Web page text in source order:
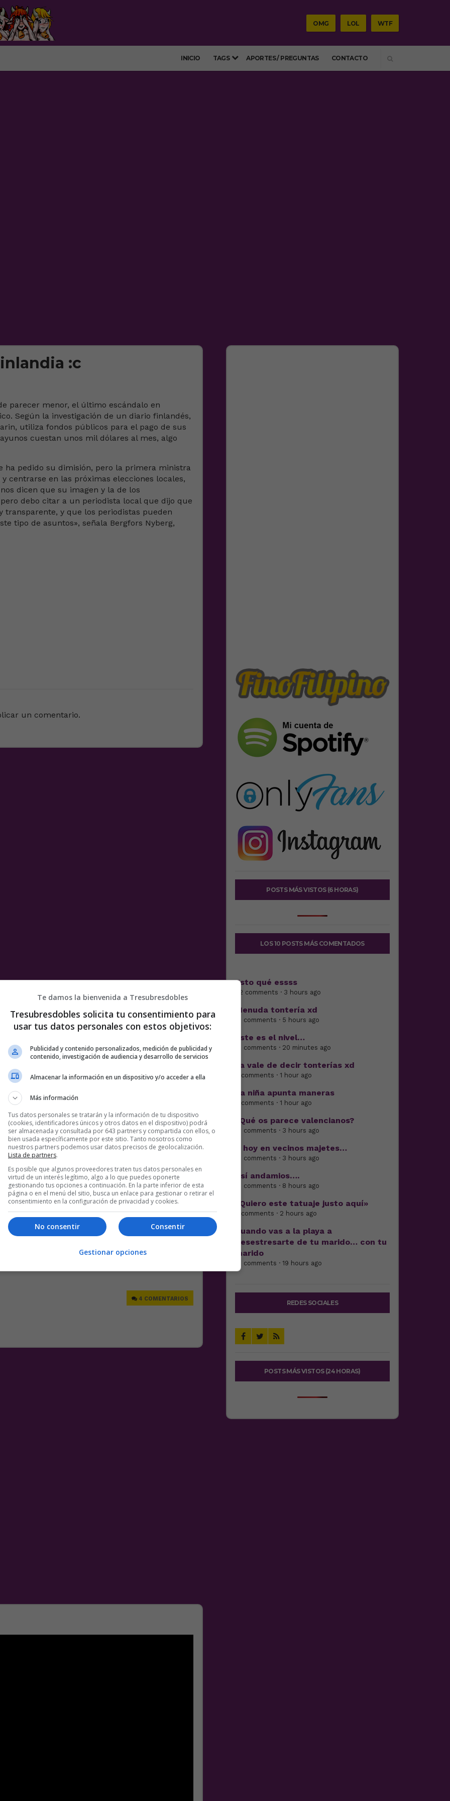
OMG LOL WTF
INICIO
TAGS APORTES / PREGUNTAS CONTACTO
:c
parecer menor, el último escándalo en
Según la investigación de un diario finlandés,
utiliza fondos públicos para el pago de sus
cuestan unos mil dólares al mes, algo
ha pedido su dimisión, pero la primera ministra
centrarse en las próximas elecciones locales,
dicen que su imagen y la de los
debo citar a un periodista local que dijo que
y que los periodistas pueden
tipo de asuntos», señala Bergfors Nyberg,
un comentario.
4 COMENTARIOS
POSTS MÁS VISTOS (6 HORAS)
LOS 10 POSTS MÁS COMENTADOS
Esto qué essss
22 comments · 3 hours ago
Menuda tontería xd
10 comments · 5 hours ago
Este es el nivel…
21 comments · 20 minutes ago
Ya vale de decir tonterías xd
6 comments · 1 hour ago
La niña apunta maneras
5 comments · 1 hour ago
¿Qué os parece valencianos?
17 comments · 3 hours ago
Y hoy en vecinos majetes…
15 comments · 3 hours ago
Así andamios….
16 comments · 8 hours ago
«Quiero este tatuaje justo aquí»
4 comments · 2 hours ago
Cuando vas a la playa a
desestresarte de tu marido… con tu
marido
15 comments · 19 hours ago
REDES SOCIALES
POSTS MÁS VISTOS (24 HORAS)
Te damos la bienvenida a Tresubresdobles
Tresubresdobles solicita tu consentimiento para
usar tus datos personales con estos objetivos:
Publicidad y contenido personalizados, medición de publicidad y
contenido, investigación de audiencia y desarrollo de servicios
Almacenar la información en un dispositivo y/o acceder a ella
Más información
Tus datos personales se tratarán y la información de tu dispositivo
(cookies, identificadores únicos y otros datos en el dispositivo) podrá
ser almacenada y consultada por 643 partners y compartida con ellos, o
bien usada específicamente por este sitio. Tanto nosotros como
nuestros partners podemos usar datos precisos de geolocalización.
Lista de partners.
Es posible que algunos proveedores traten tus datos personales en
virtud de un interés legítimo, algo a lo que puedes oponerte
gestionando tus opciones a continuación. En la parte inferior de esta
página o en el menú del sitio, busca un enlace para gestionar o retirar el
consentimiento en la configuración de privacidad y cookies.
Consentir
No consentir
Gestionar opciones